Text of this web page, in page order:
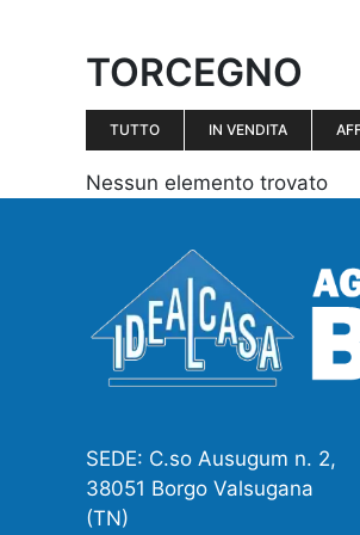
TORCEGNO
TUTTO IN VENDITA
Nessun elemento trovato
SEDE: C.so Ausugum n. 2,
38051 Borgo Valsugana
(TN)